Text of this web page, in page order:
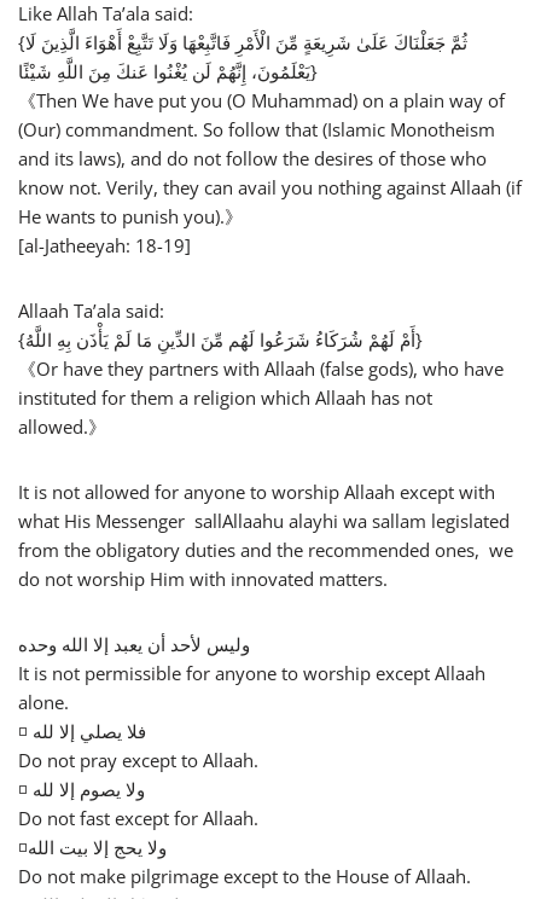
Like Allah Ta’ala said:
{ثُمَّ جَعَلْنَاكَ عَلَىٰ شَرِيعَةٍ مِّنَ الْأَمْرِ فَاتَّبِعْهَا وَلَا تَتَّبِعْ أَهْوَاءَ الَّذِينَ لَا
يَعْلَمُونَ، إِنَّهُمْ لَن يُغْنُوا عَنكَ مِنَ اللَّهِ شَيْئًا}
《Then We have put you (O Muhammad) on a plain way of
(Our) commandment. So follow that (Islamic Monotheism
and its laws), and do not follow the desires of those who
know not. Verily, they can avail you nothing against Allaah (if
He wants to punish you).》
[al-Jatheeyah: 18-19]
Allaah Ta’ala said:
{أَمْ لَهُمْ شُرَكَاءُ شَرَعُوا لَهُم مِّنَ الدِّينِ مَا لَمْ يَأْذَن بِهِ اللَّهُ}
《Or have they partners with Allaah (false gods), who have
instituted for them a religion which Allaah has not
allowed.》
It is not allowed for anyone to worship Allaah except with
what His Messenger sallAllaahu alayhi wa sallam legislated
from the obligatory duties and the recommended ones, we
do not worship Him with innovated matters.
وليس لأحد أن يعبد إلا الله وحده
It is not permissible for anyone to worship except Allaah
alone.
◽ فلا يصلي إلا لله
Do not pray except to Allaah.
◽ ولا يصوم إلا لله
Do not fast except for Allaah.
◽ولا يحج إلا بيت الله
Do not make pilgrimage except to the House of Allaah.